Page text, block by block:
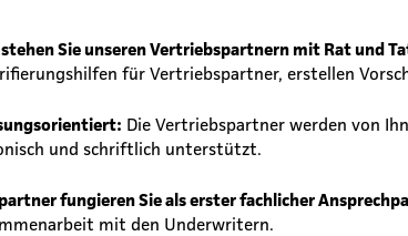
Sie unseren Vertriebspartnern mit Rat und
für Vertriebspartner, erstellen
Die Vertriebspartner werden von
und schriftlich unterstützt.
fungieren Sie als erster fachlicher
mit den Underwritern.